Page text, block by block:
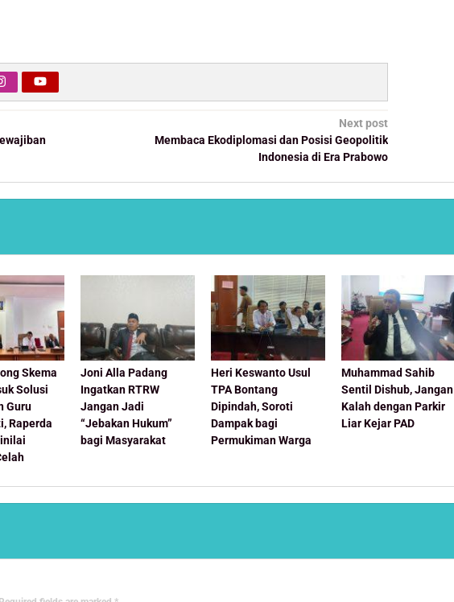
Next post
Membaca Ekodiplomasi dan Posisi Geopolitik
Indonesia di Era Prabowo
Skema
Solusi
Guru
Raperda
Joni Alla Padang
Ingatkan RTRW
Jangan Jadi
“Jebakan Hukum”
bagi Masyarakat
Heri Keswanto Usul
TPA Bontang
Dipindah, Soroti
Dampak bagi
Permukiman Warga
Muhammad Sahib
Sentil Dishub, Jangan
Kalah dengan Parkir
Liar Kejar PAD